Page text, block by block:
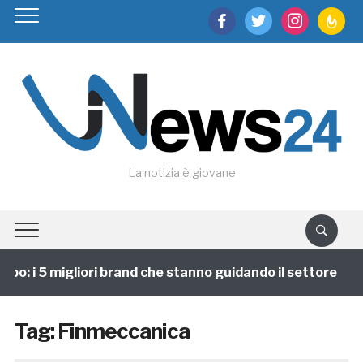
facebooktwitter instagram
La notizia è giovane
i 5 migliori brand che stanno guidando il settore
Tag:Finmeccanica